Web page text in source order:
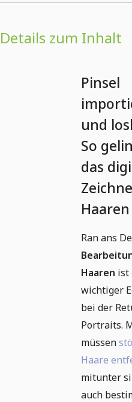
Details zum Inhalt
Pinsel
und
So
das
Haaren
Ran ans
Haaren ist
wichtiger
bei der
Portraits.
müssen
Haare
mitunter
auch